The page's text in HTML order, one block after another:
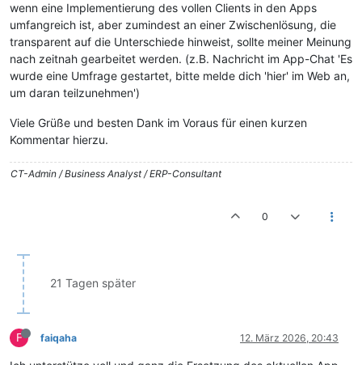
wenn eine Implementierung des vollen Clients in den Apps
umfangreich ist, aber zumindest an einer Zwischenlösung, die
transparent auf die Unterschiede hinweist, sollte meiner Meinung
nach zeitnah gearbeitet werden. (z.B. Nachricht im App-Chat 'Es
wurde eine Umfrage gestartet, bitte melde dich 'hier' im Web an,
um daran teilzunehmen')
Viele Grüße und besten Dank im Voraus für einen kurzen
Kommentar hierzu.
CT-Admin / Business Analyst / ERP-Consultant
0
21 Tagen später
F faiqaha 12. März 2026, 20:43